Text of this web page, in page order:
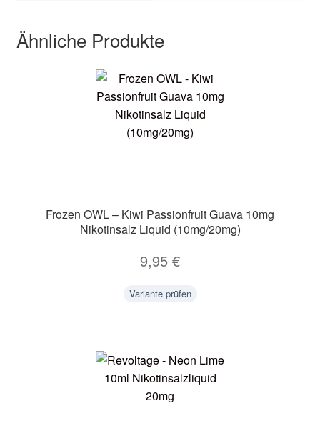
Ähnliche Produkte
Frozen OWL – Kiwi Passionfruit Guava 10mg
Nikotinsalz Liquid (10mg/20mg)
9,95 €
Variante prüfen